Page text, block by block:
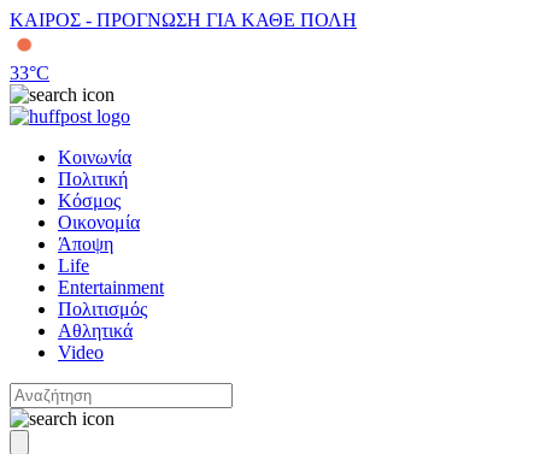
ΚΑΙΡΟΣ - ΠΡΟΓΝΩΣΗ ΓΙΑ ΚΑΘΕ ΠΟΛΗ
33°C
Κοινωνία
Πολιτική
Κόσμος
Οικονομία
Άποψη
Life
Entertainment
Πολιτισμός
Αθλητικά
Video